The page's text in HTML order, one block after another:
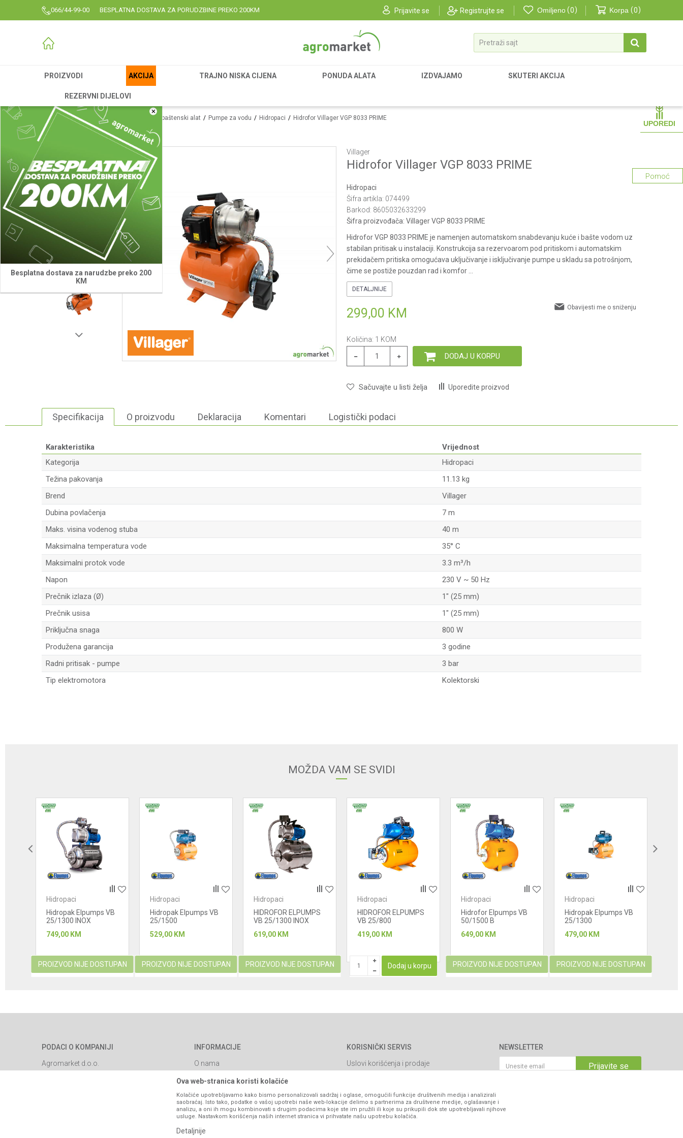
066/44-99-00 BESPLATNA DOSTAVA ZA PORUDZBINE PREKO 200KM Prijavite se Registrujte se Omiljeno 0 Korpa 0
Pretraži sajt
PROIZVODI AKCIJA TRAJNO NISKA CIJENA PONUDA ALATA IZDVAJAMO SKUTERI AKCIJA
REZERVNI DIJELOVI
×
Besplatna dostava za narudzbe preko 200
KM
UPOREDI
Agromarket Proizvodi Vrtni i baštenski alat Pumpe za vodu Hidropaci Hidrofor Villager VGP 8033 PRIME
Villager
Hidrofor Villager VGP 8033 PRIME
Hidropaci
Šifra artikla: 074499
Barkod: 8605032633299
Šifra proizvođača: Villager VGP 8033 PRIME
Hidrofor VGP 8033 PRIME je namenjen automatskom snabdevanju kuće i bašte vodom uz
stabilan pritisak u instalaciji. Konstrukcija sa rezervoarom pod pritiskom i automatskim
prekidačem pritiska omogućava uključivanje i isključivanje pumpe u skladu sa potrošnjom,
čime se postiže pouzdan rad i komfor
DETALJNIJE
299,00 KM Obavijesti me o sniženju
Količina: 1 KOM
DODAJ U KORPU
Sačuvajte u listi želja Uporedite proizvod
Pomoć
Specifikacija O proizvodu Deklaracija Komentari Logistički podaci
Karakteristika
Vrijednost
Kategorija
Hidropaci
Težina pakovanja
11.13 kg
Brend
Villager
Dubina povlačenja
7 m
Maks. visina vodenog stuba
40 m
Maksimalna temperatura vode
35° C
Maksimalni protok vode
3.3 m³/h
Napon
230 V ~ 50 Hz
Prečnik izlaza (Ø)
1" (25 mm)
Prečnik usisa
1" (25 mm)
Priključna snaga
800 W
Produžena garancija
3 godine
Radni pritisak - pumpe
3 bar
Tip elektromotora
Kolektorski
Anti-spam zaštita - izračunajte koliko je 9 - 4 :
POŠALJI
MOŽDA VAM SE SVIDI
Hidropaci
Hidropak Elpumps VB
25/1300 INOX
749,00 KM
PROIZVOD NIJE DOSTUPAN
Hidropaci
Hidropak Elpumps VB
25/1500
529,00 KM
PROIZVOD NIJE DOSTUPAN
Hidropaci
HIDROFOR ELPUMPS
VB 25/1300 INOX
619,00 KM
PROIZVOD NIJE DOSTUPAN
Hidropaci
HIDROFOR ELPUMPS
VB 25/800
419,00 KM
Dodaj u korpu
Hidropaci
Hidrofor Elpumps VB
50/1500 B
649,00 KM
PROIZVOD NIJE DOSTUPAN
Hidropaci
Hidropak Elpumps VB
25/1300
479,00 KM
PROIZVOD NIJE DOSTUPAN
PODACI O KOMPANIJI
Agromarket d.o.o.
INFORMACIJE
O nama
Brendovi
Katalozi
Saradnja
Blog
Najčešća pitanja
KORISNIČKI SERVIS
Uslovi korišćenja i prodaje
Kako kupiti
Isporuka
Načini plaćanja
NEWSLETTER
Prijavite se
Ova web-stranica koristi kolačiće
Kolačiće upotrebljavamo kako bismo personalizovali sadržaj i oglase, omogućili funkcije društvenih medija i analizirali
saobraćaj. Isto tako, podatke o vašoj upotrebi naše web-lokacije delimo s partnerima za društvene medije, oglašavanje i
analizu, a oni ih mogu kombinovati s drugim podacima koje ste im pružili ili koje su prikupili dok ste upotrebljavali njihove
usluge. Nastavkom korišćenja naših internet stranica vi prihvatate našu upotrebu kolačića.
Detaljnije